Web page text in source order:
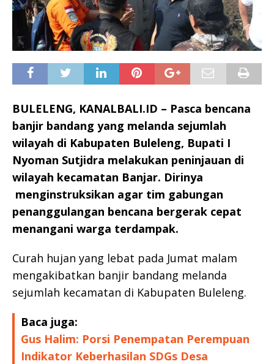
BULELENG, KANALBALI.ID – Pasca bencana
banjir bandang yang melanda sejumlah
wilayah di Kabupaten Buleleng, Bupati I
Nyoman Sutjidra melakukan peninjauan di
wilayah kecamatan Banjar. Dirinya
menginstruksikan agar tim gabungan
penanggulangan bencana bergerak cepat
menangani warga terdampak.
Curah hujan yang lebat pada Jumat malam
mengakibatkan banjir bandang melanda
sejumlah kecamatan di Kabupaten Buleleng.
Baca juga:
Gus Halim: Porsi Penempatan Perempuan
Indikator Keberhasilan SDGs Desa